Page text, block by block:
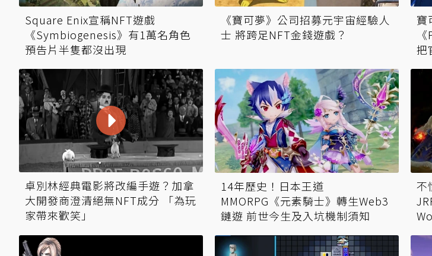
Square Enix宣稱NFT遊戲
《Symbiogenesis》有1萬名角色
預告片半隻都沒出現
《寶可夢》公司招募元宇宙經驗人
士 將跨足NFT金錢遊戲？
寶
把
卓別林經典電影將改編手遊？加拿
大開發商澄清絕無NFT成分 「為玩
家帶來歡笑」
14年歷史！日本王道
MMORPG《元素騎士》轉生Web3
鏈遊 前世今生及入坑機制須知
不